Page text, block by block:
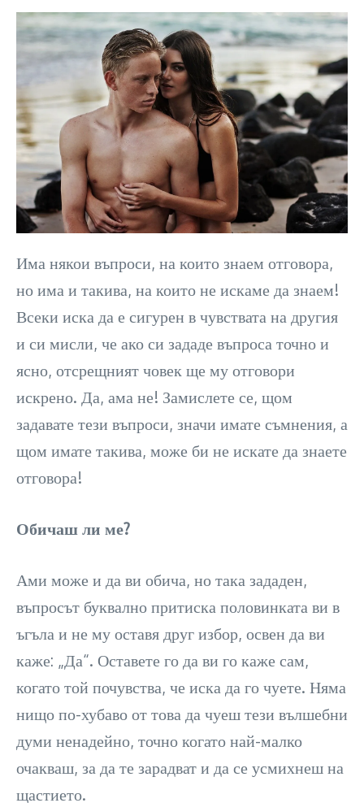
Има някои въпроси, на които знаем отговора,
но има и такива, на които не искаме да знаем!
Всеки иска да е сигурен в чувствата на другия
и си мисли, че ако си зададе въпроса точно и
ясно, отсрещният човек ще му отговори
искрено. Да, ама не! Замислете се, щом
задавате тези въпроси, значи имате съмнения, а
щом имате такива, може би не искате да знаете
отговора!
Обичаш ли ме?
Ами може и да ви обича, но така зададен,
въпросът буквално притиска половинката ви в
ъгъла и не му оставя друг избор, освен да ви
каже: „Да“. Оставете го да ви го каже сам,
когато той почувства, че иска да го чуете. Няма
нищо по-хубаво от това да чуеш тези вълшебни
думи ненадейно, точно когато най-малко
очакваш, за да те зарадват и да се усмихнеш на
щастието.